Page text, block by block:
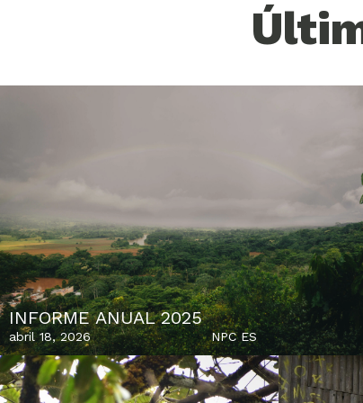
INFORME ANUAL 2025
abril 18, 2026 NPC ES